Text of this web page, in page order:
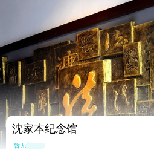
沈家本纪念馆
暂无点评